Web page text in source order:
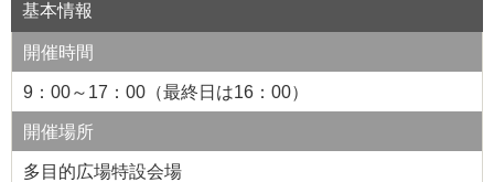
基本情報
開催時間
9：00～17：00（最終日は16：00）
開催場所
多目的広場特設会場